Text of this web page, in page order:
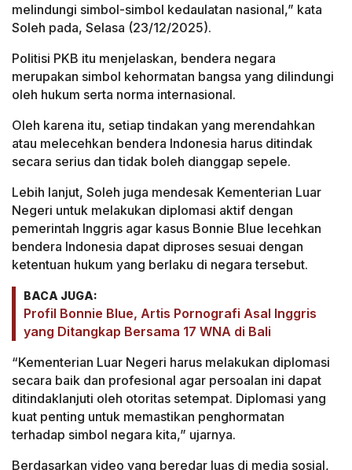
melindungi simbol-simbol kedaulatan nasional,” kata
Soleh pada, Selasa (23/12/2025).
Politisi PKB itu menjelaskan, bendera negara
merupakan simbol kehormatan bangsa yang dilindungi
oleh hukum serta norma internasional.
Oleh karena itu, setiap tindakan yang merendahkan
atau melecehkan bendera Indonesia harus ditindak
secara serius dan tidak boleh dianggap sepele.
Lebih lanjut, Soleh juga mendesak Kementerian Luar
Negeri untuk melakukan diplomasi aktif dengan
pemerintah Inggris agar kasus Bonnie Blue lecehkan
bendera Indonesia dapat diproses sesuai dengan
ketentuan hukum yang berlaku di negara tersebut.
BACA JUGA:
Profil Bonnie Blue, Artis Pornografi Asal Inggris
yang Ditangkap Bersama 17 WNA di Bali
“Kementerian Luar Negeri harus melakukan diplomasi
secara baik dan profesional agar persoalan ini dapat
ditindaklanjuti oleh otoritas setempat. Diplomasi yang
kuat penting untuk memastikan penghormatan
terhadap simbol negara kita,” ujarnya.
Berdasarkan video yang beredar luas di media sosial,